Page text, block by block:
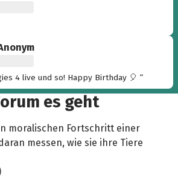
4 live und so! Happy Birthday 🎈 “
es geht
moralischen Fortschritt einer
messen, wie sie ihre Tiere